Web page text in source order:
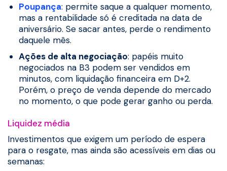
Poupança: permite saque a qualquer momento,
mas a rentabilidade só é creditada na data de
aniversário. Se sacar antes, perde o rendimento
daquele mês.
Ações de alta negociação: papéis muito
negociados na B3 podem ser vendidos em
minutos, com liquidação financeira em D+2.
Porém, o preço de venda depende do mercado
no momento, o que pode gerar ganho ou perda.
Liquidez média
Investimentos que exigem um período de espera
para o resgate, mas ainda são acessíveis em dias ou
semanas: